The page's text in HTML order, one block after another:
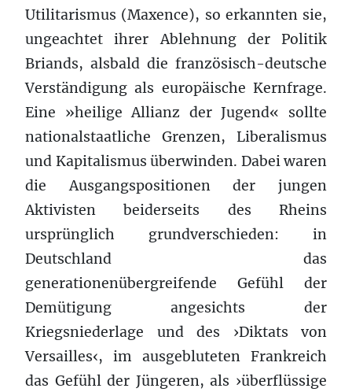
Utilitarismus (Maxence), so erkannten sie,
ungeachtet ihrer Ablehnung der Politik
Briands, alsbald die französisch-deutsche
Verständigung als europäische Kernfrage.
Eine »heilige Allianz der Jugend« sollte
nationalstaatliche Grenzen, Liberalismus
und Kapitalismus überwinden. Dabei waren
die Ausgangspositionen der jungen
Aktivisten beiderseits des Rheins
ursprünglich grundverschieden: in
Deutschland das
generationenübergreifende Gefühl der
Demütigung angesichts der
Kriegsniederlage und des ›Diktats von
Versailles‹, im ausgebluteten Frankreich
das Gefühl der Jüngeren, als ›überflüssige